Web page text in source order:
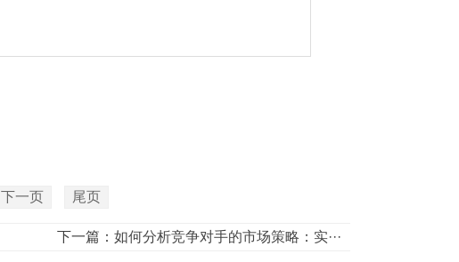
下一页 尾页
下一篇： 如何分析竞争对手的市场策略：实···